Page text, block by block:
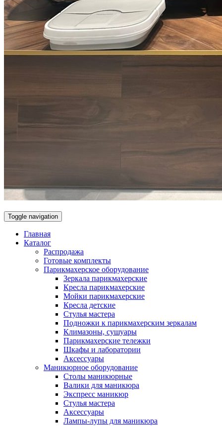
Toggle navigation
Главная
Каталог
Распродажа
Готовые комплекты
Парикмахерское оборудование
Зеркала парикмахерские
Кресла парикмахерские
Мойки парикмахерские
Кресла детские
Стулья мастера
Подножки к парикмахерским зеркалам
Климазоны, сушуары
Парикмахерские тележки
Шкафы и лаборатории
Аксессуары
Маникюрное оборудование
Столы маникюрные
Валики для маникюра
Экспресс маникюр
Стулья мастера
Аксессуары
Лампы-лупы для маникюра